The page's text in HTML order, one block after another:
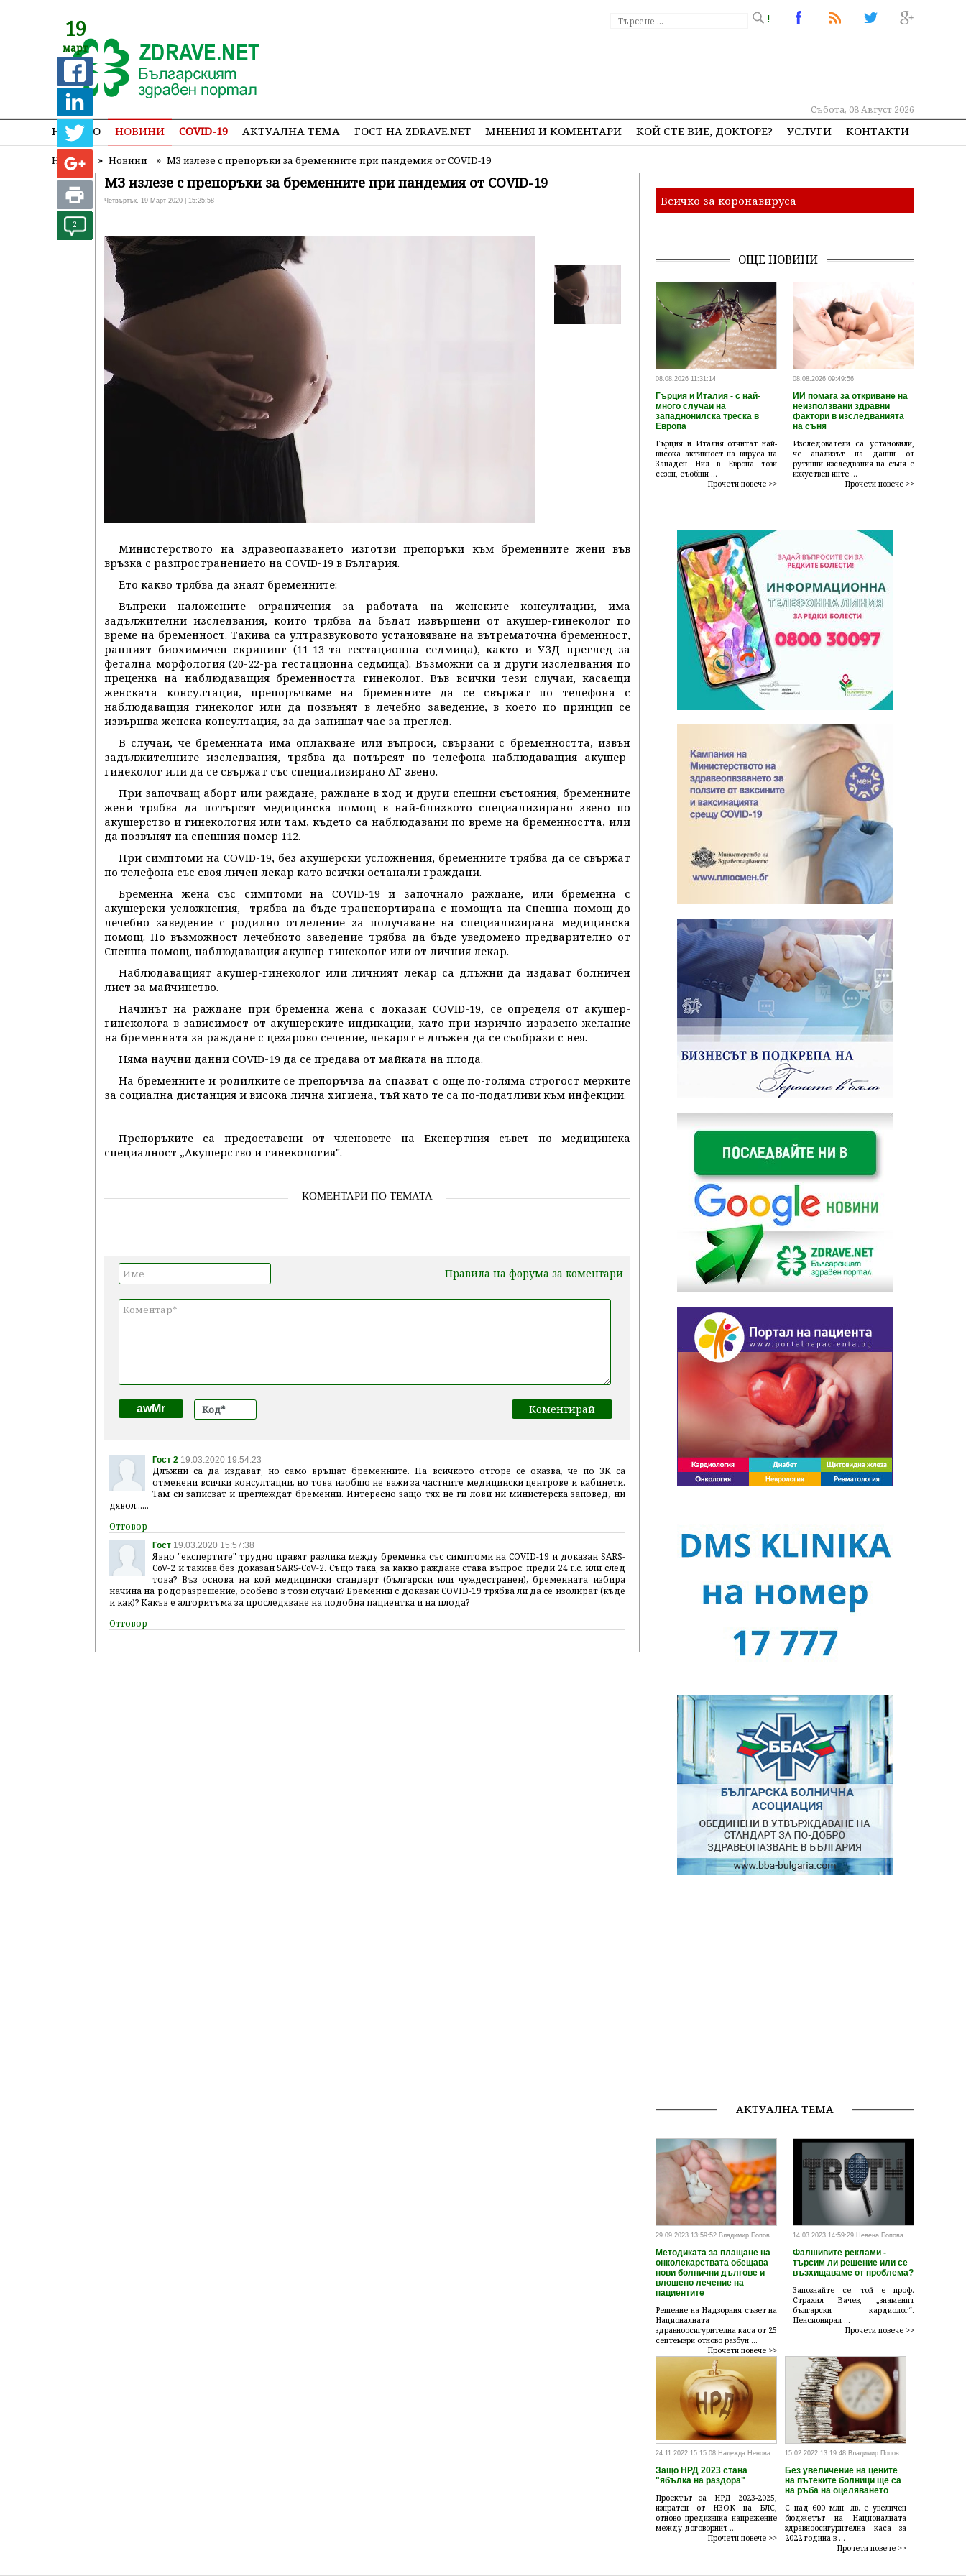
!
Събота, 08 Август 2026
НАЧАЛО НОВИНИ COVID-19 АКТУАЛНА ТЕМА ГОСТ НА ZDRAVE.NET МНЕНИЯ И КОМЕНТАРИ КОЙ СТЕ ВИЕ, ДОКТОРЕ? УСЛУГИ КОНТАКТИ
Начало » Новини » МЗ излезе с препоръки за бременните при пандемия от COVID-19
19
март
2
МЗ излезе с препоръки за бременните при пандемия от COVID-19
Четвъртък, 19 Март 2020 | 15:25:58
Министерството на здравеопазването изготви препоръки към бременните жени във
връзка с разпространението на COVID-19 в България.
Ето какво трябва да знаят бременните:
Въпреки наложените ограничения за работата на женските консултации, има
задължителни изследвания, които трябва да бъдат извършени от акушер-гинеколог по
време на бременност. Такива са ултразвуковото установяване на вътрематочна бременност,
ранният биохимичен скрининг (11-13-та гестационна седмица), както и УЗД преглед за
фетална морфология (20-22-ра гестационна седмица). Възможни са и други изследвания по
преценка на наблюдаващия бременността гинеколог. Във всички тези случаи, касаещи
женската консултация, препоръчваме на бременните да се свържат по телефона с
наблюдаващия гинеколог или да позвънят в лечебно заведение, в което по принцип се
извършва женска консултация, за да запишат час за преглед.
В случай, че бременната има оплакване или въпроси, свързани с бременността, извън
задължителните изследвания, трябва да потърсят по телефона наблюдаващия акушер-
гинеколог или да се свържат със специализирано АГ звено.
При започващ аборт или раждане, раждане в ход и други спешни състояния, бременните
жени трябва да потърсят медицинска помощ в най-близкото специализирано звено по
акушерство и гинекология или там, където са наблюдавани по време на бременността, или
да позвънят на спешния номер 112.
При симптоми на COVID-19, без акушерски усложнения, бременните трябва да се свържат
по телефона със своя личен лекар като всички останали граждани.
Бременна жена със симптоми на COVID-19 и започнало раждане, или бременна с
акушерски усложнения, трябва да бъде транспортирана с помощта на Спешна помощ до
лечебно заведение с родилно отделение за получаване на специализирана медицинска
помощ. По възможност лечебното заведение трябва да бъде уведомено предварително от
Спешна помощ, наблюдаващия акушер-гинеколог или от личния лекар.
Наблюдаващият акушер-гинеколог или личният лекар са длъжни да издават болничен
лист за майчинство.
Начинът на раждане при бременна жена с доказан COVID-19, се определя от акушер-
гинеколога в зависимост от акушерските индикации, като при изрично изразено желание
на бременната за раждане с цезарово сечение, лекарят е длъжен да се съобрази с нея.
Няма научни данни COVID-19 да се предава от майката на плода.
На бременните и родилките се препоръчва да спазват с още по-голяма строгост мерките
за социална дистанция и висока лична хигиена, тъй като те са по-податливи към инфекции.
Препоръките са предоставени от членовете на Експертния съвет по медицинска
специалност „Акушерство и гинекология".
КОМЕНТАРИ ПО ТЕМАТА
Правила на форума за коментари
awMr
Гост 2 19.03.2020 19:54:23
Длъжни са да издават, но само връщат бременните. На всичкото отгоре се оказва, че по ЗК са
отменени всички консултации, но това изобщо не важи за частните медицински центрове и кабинети.
Там си записват и преглеждат бременни. Интересно защо тях не ги лови ни министерска заповед, ни
дявол......
Гост 19.03.2020 15:57:38
Явно "експертите" трудно правят разлика между бременна със симптоми на COVID-19 и доказан SARS-
CoV-2 и такива без доказан SARS-CoV-2. Също така, за какво раждане става въпрос: преди 24 г.с. или след
това? Въз основа на кой медицински стандарт (български или чуждестранен), бременната избира
начина на родоразрешение, особено в този случай? Бременни с доказан COVID-19 трябва ли да се изолират (къде
и как)? Какъв е алгоритъма за проследяване на подобна пациентка и на плода?
Всичко за коронавируса
ОЩЕ НОВИНИ
08.08.2026 11:31:14
Гърция и Италия - с най-
много случаи на
западнонилска треска в
Европа
Гърция и Италия отчитат най-
висока активност на вируса на
Западен Нил в Европа този
сезон, съобщи ...
Прочети повече >>
08.08.2026 09:49:56
ИИ помага за откриване на
неизползвани здравни
фактори в изследванията
на съня
Изследователи са установили,
че анализът на данни от
рутинни изследвания на съня с
изкуствен инте ...
Прочети повече >>
АКТУАЛНА ТЕМА
29.09.2023 13:59:52 Владимир Попов
Методиката за плащане на
онколекарствата обещава
нови болнични дългове и
влошено лечение на
пациентите
Решение на Надзорния съвет на
Националната
здравноосигурителна каса от 25
септември отново разбун ...
Прочети повече >>
14.03.2023 14:59:29 Невена Попова
Фалшивите реклами -
търсим ли решение или се
възхищаваме от проблема?
Запознайте се: той е проф.
Страхил Вачев, „знаменит
български кардиолог“.
Пенсионирал ...
Прочети повече >>
24.11.2022 15:15:08 Надежда Ненова
Защо НРД 2023 стана
"ябълка на раздора"
Проектът за НРД 2023-2025,
изпратен от НЗОК на БЛС,
отново предизвика напрежение
между договорнит ...
Прочети повече >>
15.02.2022 13:19:48 Владимир Попов
Без увеличение на цените
на пътеките болници ще са
на ръба на оцеляването
С над 600 млн. лв. е увеличен
бюджетът на Националната
здравноосигурителна каса за
2022 година в ...
Прочети повече >>